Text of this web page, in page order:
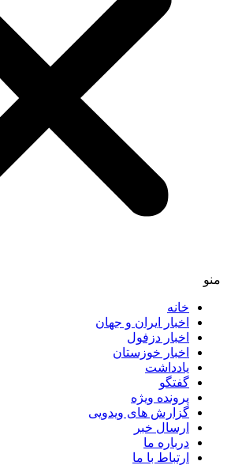
منو
خانه
اخبار ایران و جهان
اخبار دزفول
اخبار خوزستان
یادداشت
گفتگو
پرونده ویژه
گزارش های ویدویی
ارسال خبر
درباره ما
ارتباط با ما